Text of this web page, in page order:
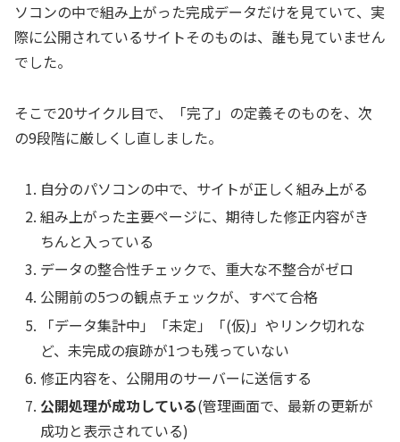
ソコンの中で組み上がった完成データだけを見ていて、実
際に公開されているサイトそのものは、誰も見ていません
でした。
そこで20サイクル目で、「完了」の定義そのものを、次
の9段階に厳しくし直しました。
自分のパソコンの中で、サイトが正しく組み上がる
組み上がった主要ページに、期待した修正内容がき
ちんと入っている
データの整合性チェックで、重大な不整合がゼロ
公開前の5つの観点チェックが、すべて合格
「データ集計中」「未定」「(仮)」やリンク切れな
ど、未完成の痕跡が1つも残っていない
修正内容を、公開用のサーバーに送信する
公開処理が成功している(管理画面で、最新の更新が
成功と表示されている)